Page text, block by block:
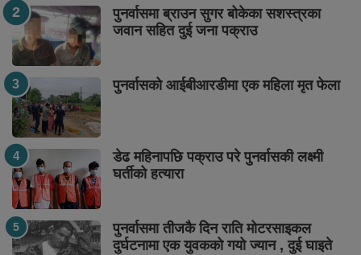
पुनर्वासमा ब्राउन सुगर बोकेका सशस्त्रका
जवान सहित दुई जना पक्राउ
पुनर्वासको आईबीआरडीमा एक महिला मृत फेला
डेढ महिनापछि पक्राउ परे पुनर्वासकी लक्ष्मी
घर्तीको हत्यारा
पुनर्वासमा तीजकै दिन राति मोटरसाइकल
दुर्घटनामा एक युवकको गयो ज्यान , दुई घाइते